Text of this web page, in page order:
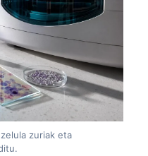
zuriak eta